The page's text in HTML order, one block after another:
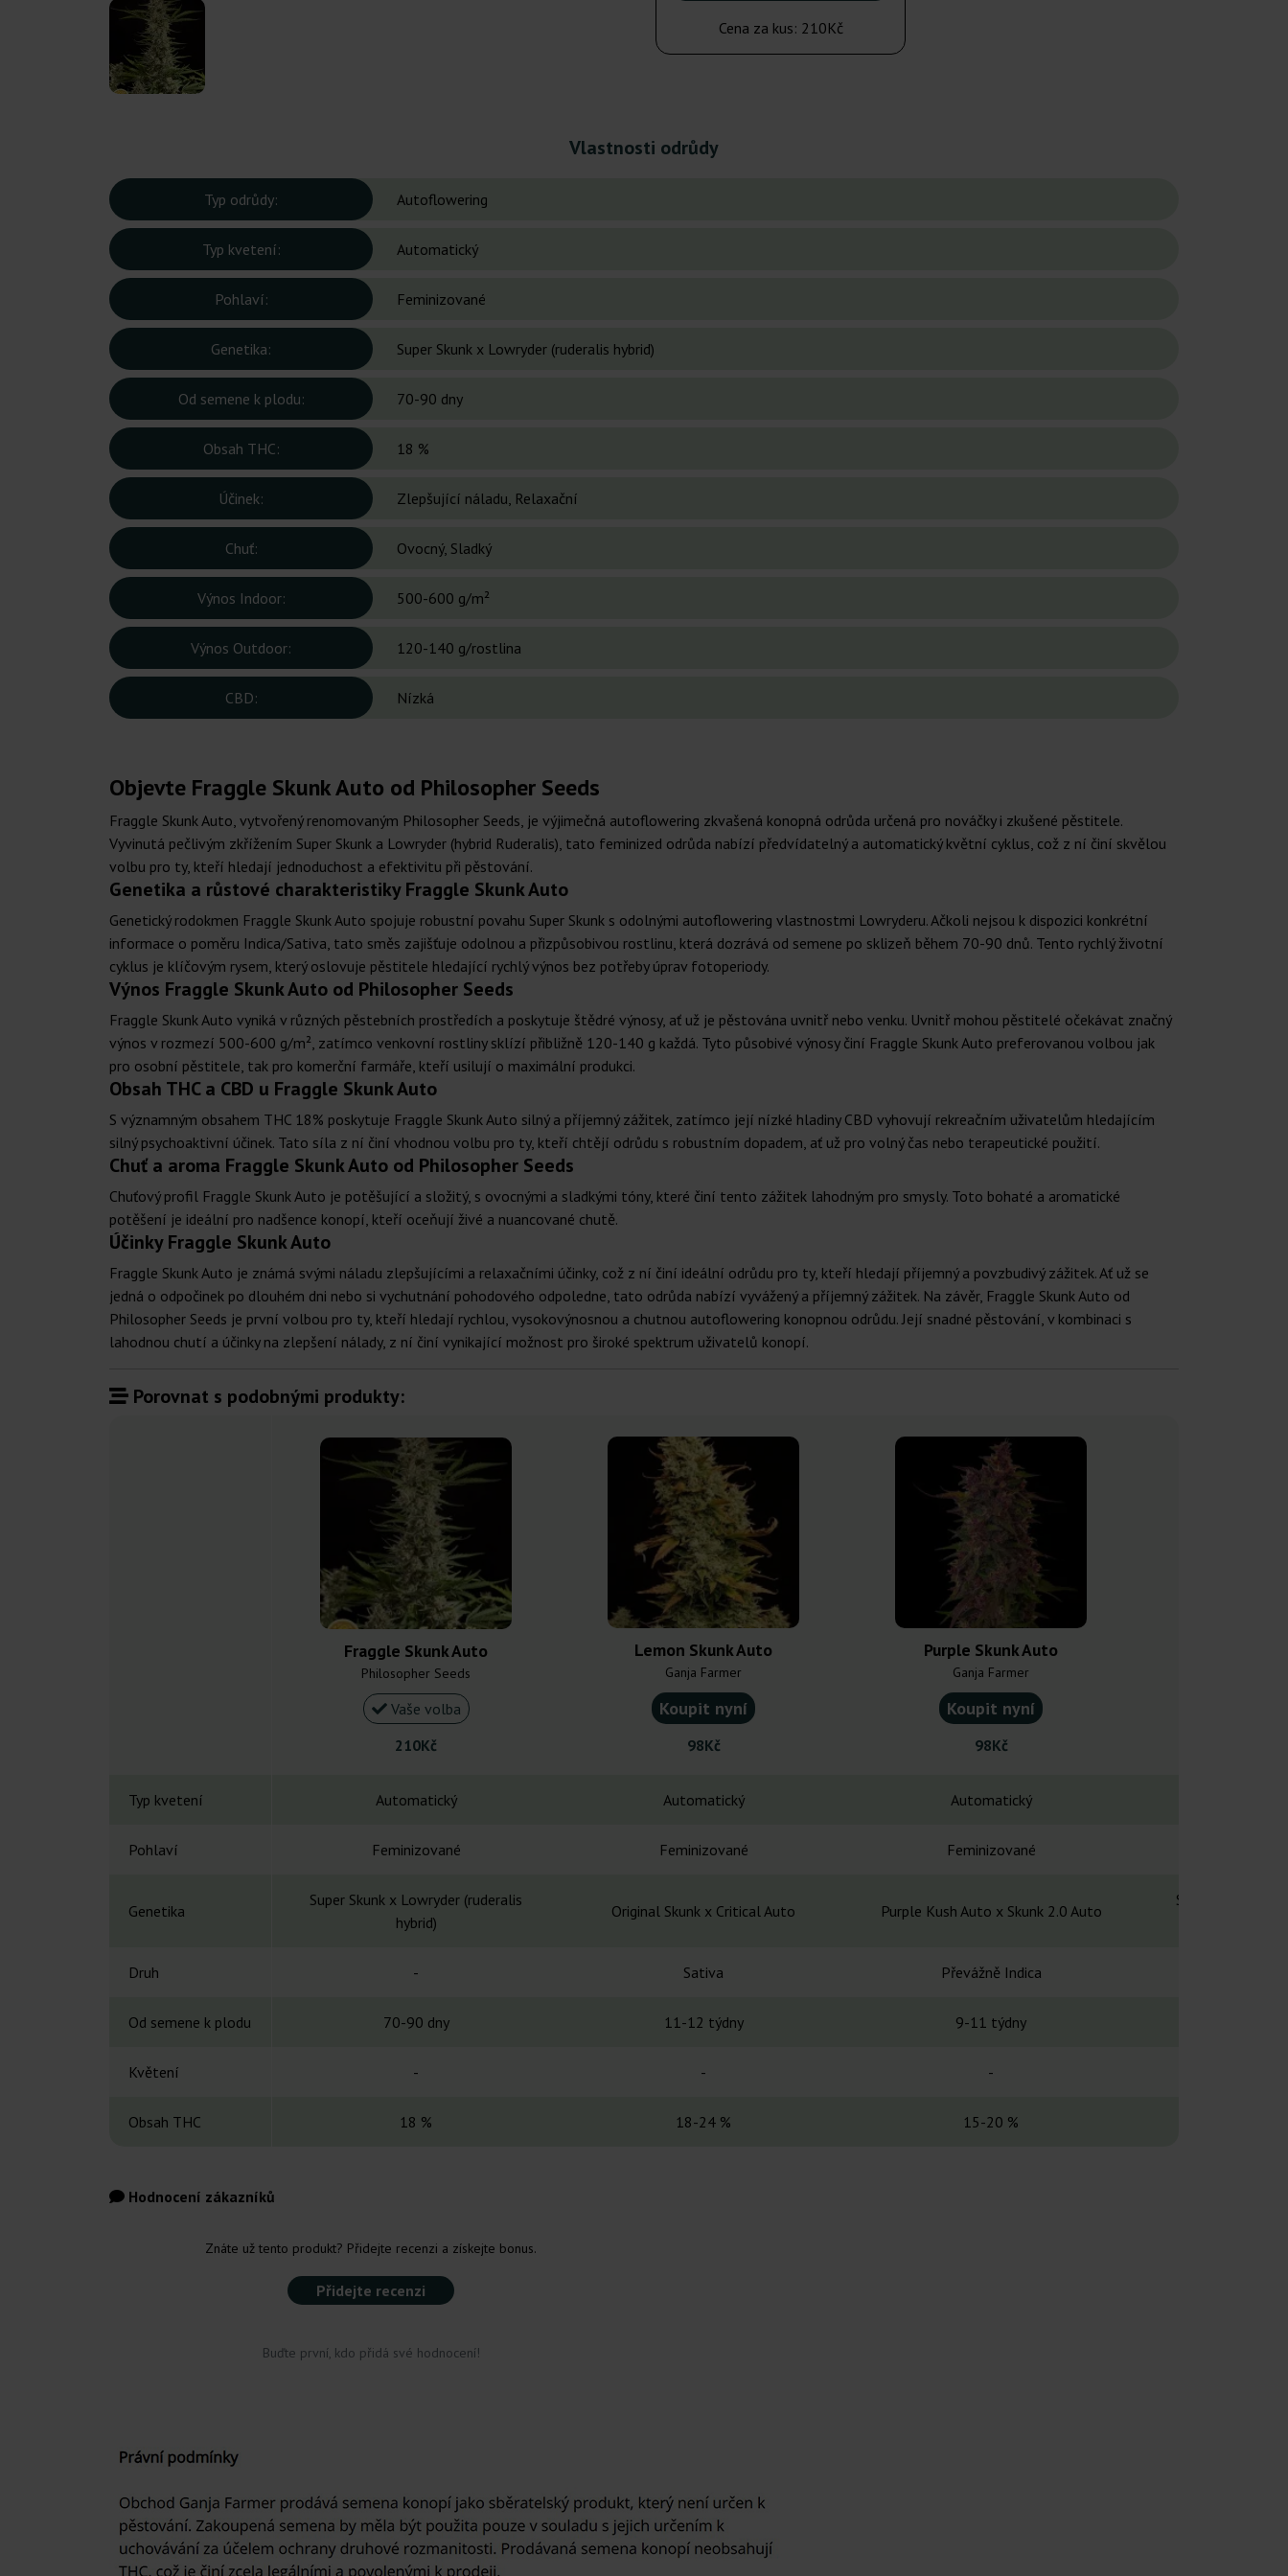
Cena za kus: 210Kč
Vlastnosti odrůdy
Typ odrůdy: Autoflowering
Typ kvetení: Automatický
Pohlaví: Feminizované
Genetika: Super Skunk x Lowryder (ruderalis hybrid)
Od semene k plodu: 70-90 dny
Obsah THC: 18 %
Účinek: Zlepšující náladu, Relaxační
Chuť: Ovocný, Sladký
Výnos Indoor: 500-600 g/m²
Výnos Outdoor: 120-140 g/rostlina
CBD: Nízká
Objevte Fraggle Skunk Auto od Philosopher Seeds
Fraggle Skunk Auto, vytvořený renomovaným Philosopher Seeds, je výjimečná autoflowering zkvašená konopná odrůda určená pro nováčky i zkušené pěstitele.
Vyvinutá pečlivým zkřížením Super Skunk a Lowryder (hybrid Ruderalis), tato feminized odrůda nabízí předvídatelný a automatický květní cyklus, což z ní činí skvělou
volbu pro ty, kteří hledají jednoduchost a efektivitu při pěstování.
Genetika a růstové charakteristiky Fraggle Skunk Auto
Genetický rodokmen Fraggle Skunk Auto spojuje robustní povahu Super Skunk s odolnými autoflowering vlastnostmi Lowryderu. Ačkoli nejsou k dispozici konkrétní
informace o poměru Indica/Sativa, tato směs zajišťuje odolnou a přizpůsobivou rostlinu, která dozrává od semene po sklizeň během 70-90 dnů. Tento rychlý životní
cyklus je klíčovým rysem, který oslovuje pěstitele hledající rychlý výnos bez potřeby úprav fotoperiody.
Výnos Fraggle Skunk Auto od Philosopher Seeds
Fraggle Skunk Auto vyniká v různých pěstebních prostředích a poskytuje štědré výnosy, ať už je pěstována uvnitř nebo venku. Uvnitř mohou pěstitelé očekávat značný
výnos v rozmezí 500-600 g/m², zatímco venkovní rostliny sklízí přibližně 120-140 g každá. Tyto působivé výnosy činí Fraggle Skunk Auto preferovanou volbou jak
pro osobní pěstitele, tak pro komerční farmáře, kteří usilují o maximální produkci.
Obsah THC a CBD u Fraggle Skunk Auto
S významným obsahem THC 18% poskytuje Fraggle Skunk Auto silný a příjemný zážitek, zatímco její nízké hladiny CBD vyhovují rekreačním uživatelům hledajícím
silný psychoaktivní účinek. Tato síla z ní činí vhodnou volbu pro ty, kteří chtějí odrůdu s robustním dopadem, ať už pro volný čas nebo terapeutické použití.
Chuť a aroma Fraggle Skunk Auto od Philosopher Seeds
Chuťový profil Fraggle Skunk Auto je potěšující a složitý, s ovocnými a sladkými tóny, které činí tento zážitek lahodným pro smysly. Toto bohaté a aromatické
potěšení je ideální pro nadšence konopí, kteří oceňují živé a nuancované chutě.
Účinky Fraggle Skunk Auto
Fraggle Skunk Auto je známá svými náladu zlepšujícími a relaxačními účinky, což z ní činí ideální odrůdu pro ty, kteří hledají příjemný a povzbudivý zážitek. Ať už se
jedná o odpočinek po dlouhém dni nebo si vychutnání pohodového odpoledne, tato odrůda nabízí vyvážený a příjemný zážitek. Na závěr, Fraggle Skunk Auto od
Philosopher Seeds je první volbou pro ty, kteří hledají rychlou, vysokovýnosnou a chutnou autoflowering konopnou odrůdu. Její snadné pěstování, v kombinaci s
lahodnou chutí a účinky na zlepšení nálady, z ní činí vynikající možnost pro široké spektrum uživatelů konopí.
Porovnat s podobnými produkty:
Fraggle Skunk Auto
Philosopher Seeds
Vaše volba
210Kč
Lemon Skunk Auto
Ganja Farmer
Koupit nyní
98Kč
Purple Skunk Auto
Ganja Farmer
Koupit nyní
98Kč
Typ kvetení Automatický Automatický Automatický
Pohlaví Feminizované Feminizované Feminizované
Genetika
Super Skunk x Lowryder (ruderalis
hybrid)
Original Skunk x Critical Auto Purple Kush Auto x Skunk 2.0 Auto
Super Skunk x
Druh - Sativa Převážně Indica
Od semene k plodu 70-90 dny 11-12 týdny 9-11 týdny
Květení - - -
Obsah THC 18 % 18-24 % 15-20 %
Hodnocení zákazníků
Znáte už tento produkt? Přidejte recenzi a získejte bonus.
Přidejte recenzi
Buďte první, kdo přidá své hodnocení!